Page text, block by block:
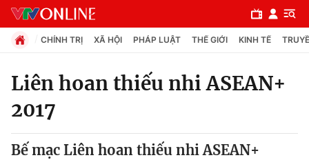
Chuyên mục
Chính trị
CHÍNH TRỊ XÃ HỘI PHÁP LUẬT THẾ GIỚI KINH TẾ
Liên hoan thiếu nhi ASEAN+
2017
Bế mạc Liên hoan thiếu nhi ASEAN+